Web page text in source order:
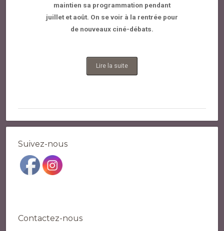
maintien sa programmation pendant
juillet et août. On se voir à la rentrée pour
de nouveaux ciné-débats.
Lire la suite
Suivez-nous
Contactez-nous